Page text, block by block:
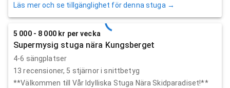
Läs mer och se tillgänglighet för denna stuga →
5 000 - 8 000 kr per vecka
Supermysig stuga nära Kungsberget
4-6 sängplatser
13 recensioner, 5 stjärnor i snittbetyg
**Välkommen till Vår Idylliska Stuga Nära Skidparadiset!**